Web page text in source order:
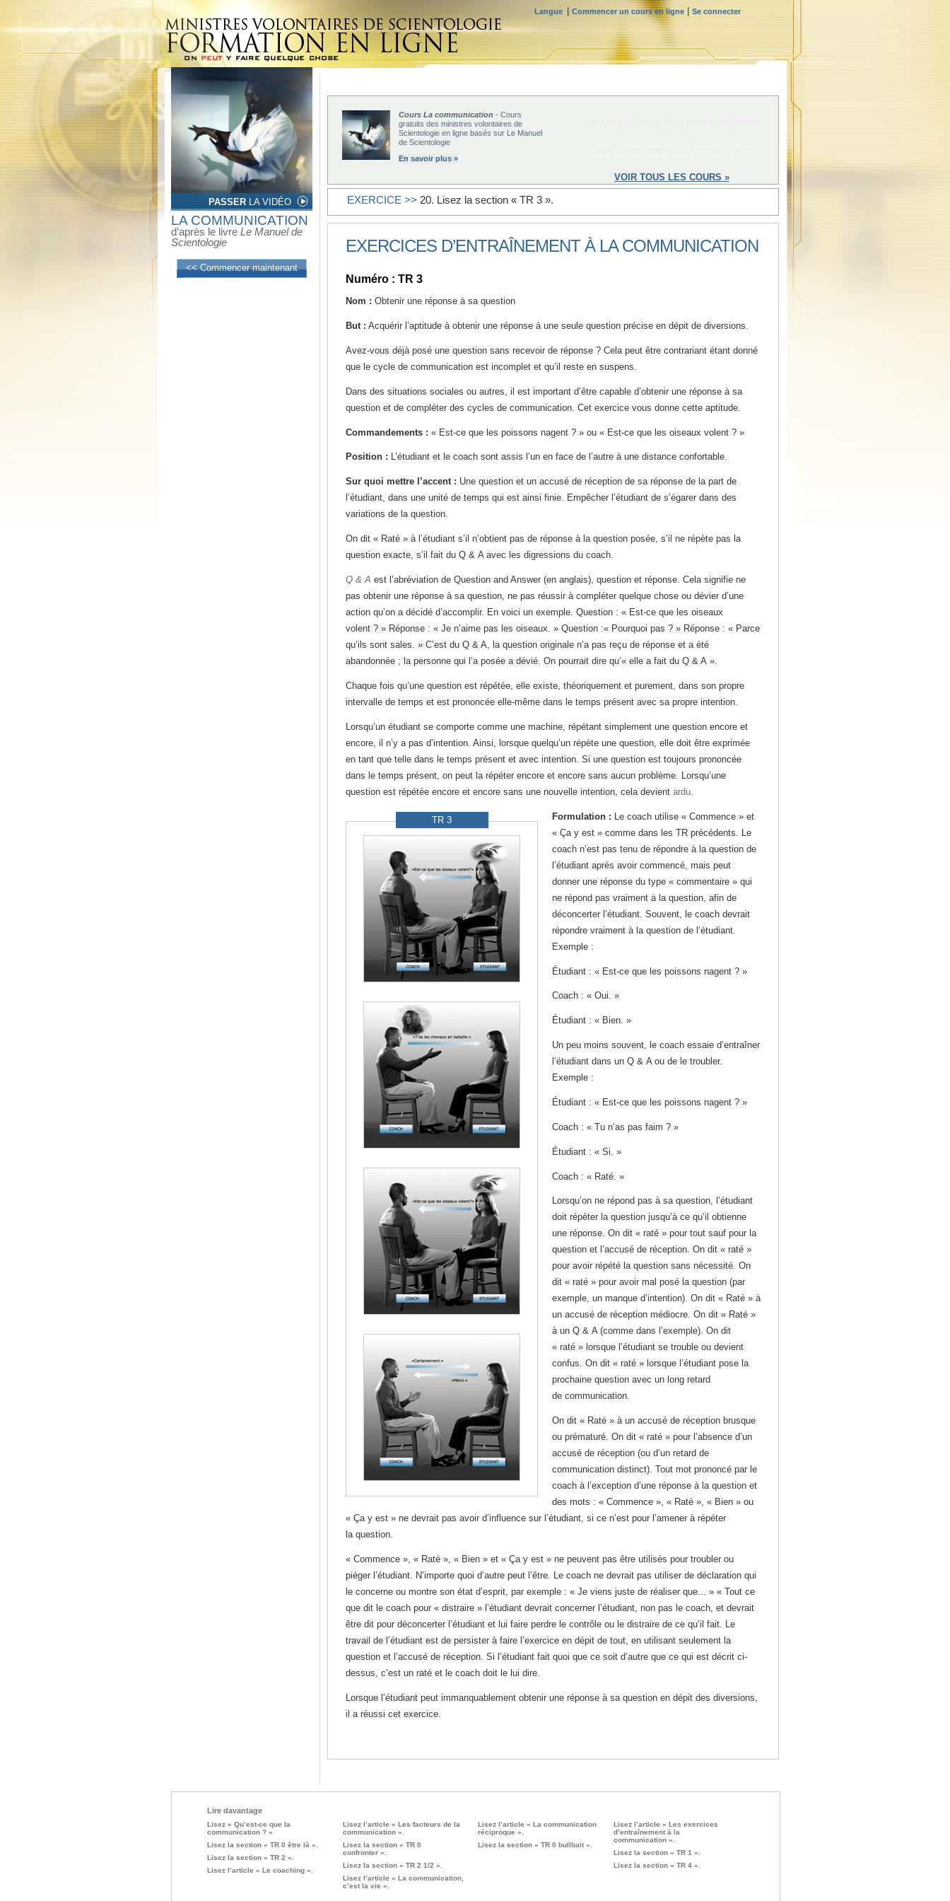
Langue Commencer un cours en ligne Se connecter
PASSER LA VIDÉO
LA COMMUNICATION
d’après le livre Le Manuel de
Scientologie
<< Commencer maintenant
Cours La communication - Cours
gratuits des ministres volontaires de
Scientologie en ligne basés sur Le Manuel
de Scientologie
En savoir plus »
VOIR TOUS LES COURS »
EXERCICE >> 20. Lisez la section « TR 3 ».
EXERCICES D’ENTRAÎNEMENT À LA COMMUNICATION
Numéro : TR 3
Nom : Obtenir une réponse à sa question
But : Acquérir l’aptitude à obtenir une réponse à une seule question précise en dépit de diversions.
Avez-vous déjà posé une question sans recevoir de réponse ? Cela peut être contrariant étant donné
que le cycle de communication est incomplet et qu’il reste en suspens.
Dans des situations sociales ou autres, il est important d’être capable d’obtenir une réponse à sa
question et de compléter des cycles de communication. Cet exercice vous donne cette aptitude.
Commandements : « Est-ce que les poissons nagent ? » ou « Est-ce que les oiseaux volent ? »
Position : L’étudiant et le coach sont assis l’un en face de l’autre à une distance confortable.
Sur quoi mettre l’accent : Une question et un accusé de réception de sa réponse de la part de
l’étudiant, dans une unité de temps qui est ainsi finie. Empêcher l’étudiant de s’égarer dans des
variations de la question.
On dit « Raté » à l’étudiant s’il n’obtient pas de réponse à la question posée, s’il ne répète pas la
question exacte, s’il fait du Q & A avec les digressions du coach.
Q & A est l’abréviation de Question and Answer (en anglais), question et réponse. Cela signifie ne
pas obtenir une réponse à sa question, ne pas réussir à compléter quelque chose ou dévier d’une
action qu’on a décidé d’accomplir. En voici un exemple. Question : « Est-ce que les oiseaux
volent ? » Réponse : « Je n’aime pas les oiseaux. » Question :« Pourquoi pas ? » Réponse : « Parce
qu’ils sont sales. » C’est du Q & A, la question originale n’a pas reçu de réponse et a été
abandonnée ; la personne qui l’a posée a dévié. On pourrait dire qu’« elle a fait du Q & A ».
Chaque fois qu’une question est répétée, elle existe, théoriquement et purement, dans son propre
intervalle de temps et est prononcée elle-même dans le temps présent avec sa propre intention.
Lorsqu’un étudiant se comporte comme une machine, répétant simplement une question encore et
encore, il n’y a pas d’intention. Ainsi, lorsque quelqu’un répète une question, elle doit être exprimée
en tant que telle dans le temps présent et avec intention. Si une question est toujours prononcée
dans le temps présent, on peut la répéter encore et encore sans aucun problème. Lorsqu’une
question est répétée encore et encore sans une nouvelle intention, cela devient ardu
TR 3 Formulation : Le coach utilise « Commence » et
« Ça y est » comme dans les TR précédents. Le
coach n’est pas tenu de répondre à la question de
l’étudiant après avoir commencé, mais peut
donner une réponse du type « commentaire » qui
ne répond pas vraiment à la question, afin de
déconcerter l’étudiant. Souvent, le coach devrait
répondre vraiment à la question de l’étudiant.
Exemple :
Étudiant : « Est-ce que les poissons nagent ? »
Coach : « Oui. »
Étudiant : « Bien. »
Un peu moins souvent, le coach essaie d’entraîner
l’étudiant dans un Q & A ou de le troubler.
Exemple :
Étudiant : « Est-ce que les poissons nagent ? »
Coach : « Tu n’as pas faim ? »
Étudiant : « Si. »
Coach : « Raté. »
Lorsqu’on ne répond pas à sa question, l’étudiant
doit répéter la question jusqu’à ce qu’il obtienne
une réponse. On dit « raté » pour tout sauf pour la
question et l’accusé de réception. On dit « raté »
pour avoir répété la question sans nécessité. On
dit « raté » pour avoir mal posé la question (par
exemple, un manque d’intention). On dit « Raté » à
un accusé de réception médiocre. On dit « Raté »
à un Q & A (comme dans l’exemple). On dit
« raté » lorsque l’étudiant se trouble ou devient
confus. On dit « raté » lorsque l’étudiant pose la
prochaine question avec un long retard
de communication.
On dit « Raté » à un accusé de réception brusque
ou prématuré. On dit « raté » pour l’absence d’un
accusé de réception (ou d’un retard de
communication distinct). Tout mot prononcé par le
coach à l’exception d’une réponse à la question et
des mots : « Commence », « Raté », « Bien » ou
« Ça y est » ne devrait pas avoir d’influence sur l’étudiant, si ce n’est pour l’amener à répéter
la question.
« Commence », « Raté », « Bien » et « Ça y est » ne peuvent pas être utilisés pour troubler ou
piéger l’étudiant. N’importe quoi d’autre peut l’être. Le coach ne devrait pas utiliser de déclaration qui
le concerne ou montre son état d’esprit, par exemple : « Je viens juste de réaliser que... » « Tout ce
que dit le coach pour « distraire » l’étudiant devrait concerner l’étudiant, non pas le coach, et devrait
être dit pour déconcerter l’étudiant et lui faire perdre le contrôle ou le distraire de ce qu’il fait. Le
travail de l’étudiant est de persister à faire l’exercice en dépit de tout, en utilisant seulement la
question et l’accusé de réception. Si l’étudiant fait quoi que ce soit d’autre que ce qui est décrit ci-
dessus, c’est un raté et le coach doit le lui dire.
Lorsque l’étudiant peut immanquablement obtenir une réponse à sa question en dépit des diversions,
il a réussi cet exercice.
Lire davantage
Lisez « Qu’est-ce que la
communication ? »
Lisez la section « TR 0 être là ».
Lisez la section « TR 2 ».
Lisez l’article « Le coaching ».
Lisez l’article « Les facteurs de la
communication ».
Lisez la section « TR 0
confronter ».
Lisez la section « TR 2 1/2 ».
Lisez l’article « La communication,
c’est la vie ».
Lisez l’article « La communication
réciproque ».
Lisez la section « TR 0 bullbait ».
Lisez l’article « Les exercices
d’entraînement à la
communication ».
Lisez la section « TR 1 ».
Lisez la section « TR 4 ».